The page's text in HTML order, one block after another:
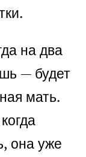
на два
— будет
мать.
она уже